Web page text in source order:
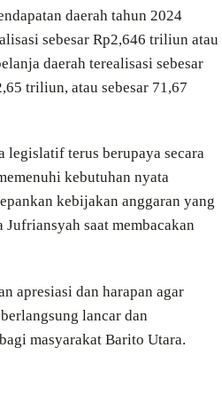
daerah tahun 2024
sebesar Rp2,646 triliun atau
daerah terealisasi sebesar
triliun, atau sebesar 71,67
legislatif terus berupaya secara
kebutuhan nyata
kebijakan anggaran yang
Jufriansyah saat membacakan
apresiasi dan harapan agar
lancar dan
masyarakat Barito Utara.